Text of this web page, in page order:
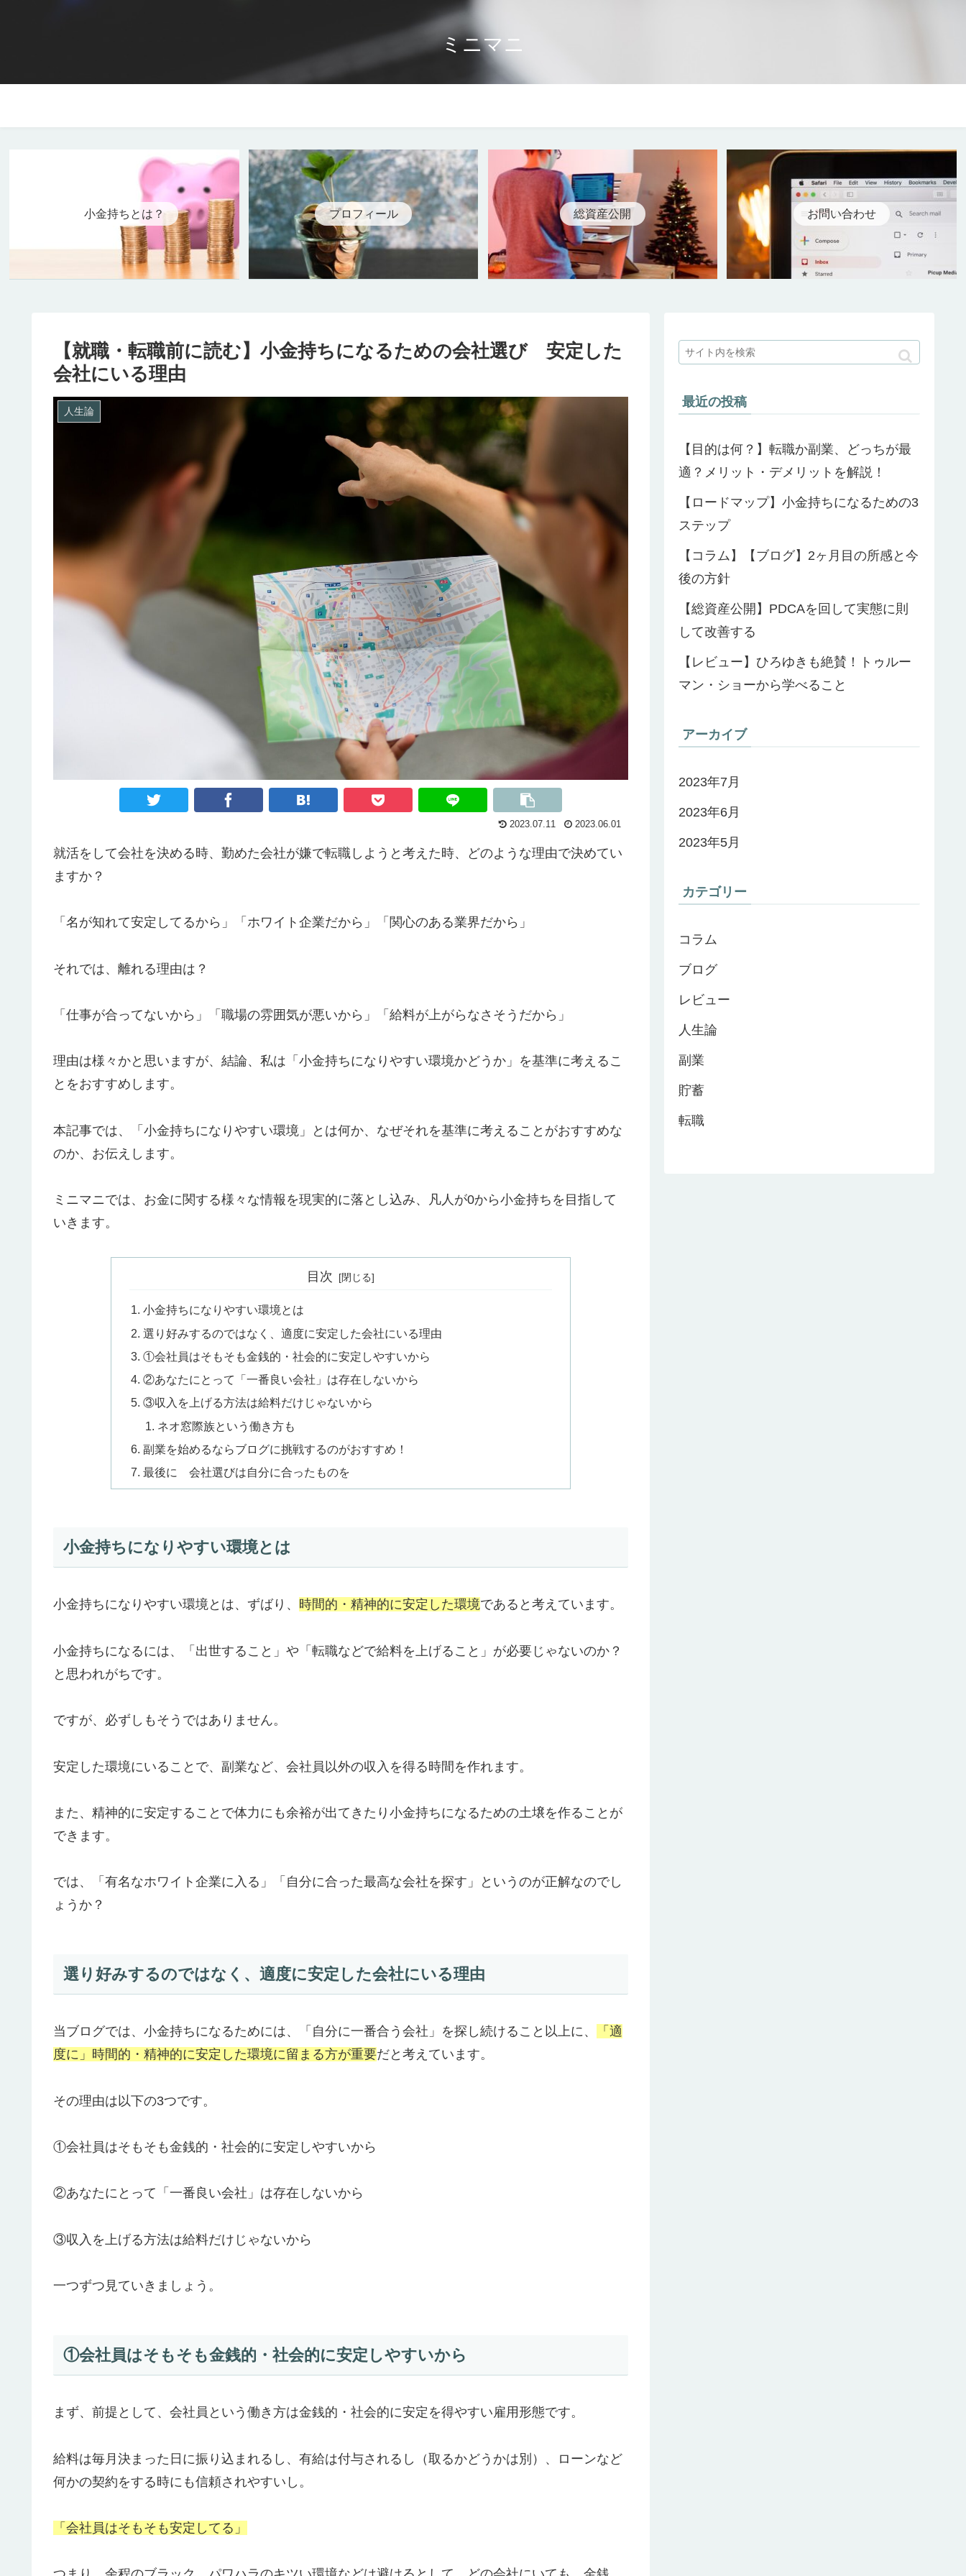
ミニマニ
小金持ちとは？ プロフィール 総資産公開 お問い合わせ
【就職・転職前に読む】小金持ちになるための会社選び 安定した
会社にいる理由
人生論
2023.07.11 2023.06.01
就活をして会社を決める時、勤めた会社が嫌で転職しようと考えた時、どのような理由で決めてい
ますか？
「名が知れて安定してるから」「ホワイト企業だから」「関心のある業界だから」
それでは、離れる理由は？
「仕事が合ってないから」「職場の雰囲気が悪いから」「給料が上がらなさそうだから」
理由は様々かと思いますが、結論、私は「小金持ちになりやすい環境かどうか」を基準に考えるこ
とをおすすめします。
本記事では、「小金持ちになりやすい環境」とは何か、なぜそれを基準に考えることがおすすめな
のか、お伝えします。
ミニマニでは、お金に関する様々な情報を現実的に落とし込み、凡人が0から小金持ちを目指して
いきます。
目次
小金持ちになりやすい環境とは
選り好みするのではなく、適度に安定した会社にいる理由
①会社員はそもそも金銭的・社会的に安定しやすいから
②あなたにとって「一番良い会社」は存在しないから
③収入を上げる方法は給料だけじゃないから
ネオ窓際族という働き方も
副業を始めるならブログに挑戦するのがおすすめ！
最後に 会社選びは自分に合ったものを
小金持ちになりやすい環境とは
小金持ちになりやすい環境とは、ずばり、 時間的・精神的に安定した環境であると考えています。
小金持ちになるには、「出世すること」や「転職などで給料を上げること」が必要じゃないのか？
と思われがちです。
ですが、必ずしもそうではありません。
安定した環境にいることで、副業など、会社員以外の収入を得る時間を作れます。
また、精神的に安定することで体力にも余裕が出てきたり小金持ちになるための土壌を作ることが
できます。
では、「有名なホワイト企業に入る」「自分に合った最高な会社を探す」というのが正解なのでし
ょうか？
選り好みするのではなく、適度に安定した会社にいる理由
当ブログでは、小金持ちになるためには、「自分に一番合う会社」を探し続けること以上に、
「適
度に」時間的・精神的に安定した環境に留まる方が重要だと考えています。
その理由は以下の3つです。
①会社員はそもそも金銭的・社会的に安定しやすいから
②あなたにとって「一番良い会社」は存在しないから
③収入を上げる方法は給料だけじゃないから
一つずつ見ていきましょう。
①会社員はそもそも金銭的・社会的に安定しやすいから
まず、前提として、会社員という働き方は金銭的・社会的に安定を得やすい雇用形態です。
給料は毎月決まった日に振り込まれるし、有給は付与されるし（取るかどうかは別）、ローンなど
何かの契約をする時にも信頼されやすいし。
「会社員はそもそも安定してる」
最近の投稿
【目的は何？】転職か副業、どっちが最
適？メリット・デメリットを解説！
【ロードマップ】小金持ちになるための3
ステップ
【コラム】【ブログ】2ヶ月目の所感と今
後の方針
【総資産公開】PDCAを回して実態に則
して改善する
【レビュー】ひろゆきも絶賛！トゥルー
マン・ショーから学べること
アーカイブ
2023年7月
2023年6月
2023年5月
カテゴリー
コラム
ブログ
レビュー
人生論
副業
貯蓄
転職